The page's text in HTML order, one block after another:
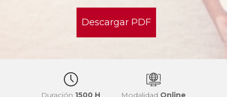
Descargar PDF
Duración 1500 H Modalidad Online